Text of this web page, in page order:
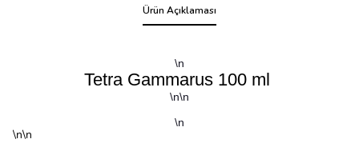
Ürün Açıklaması
\n
Tetra Gammarus 100 ml
\n\n
\n
\n\n